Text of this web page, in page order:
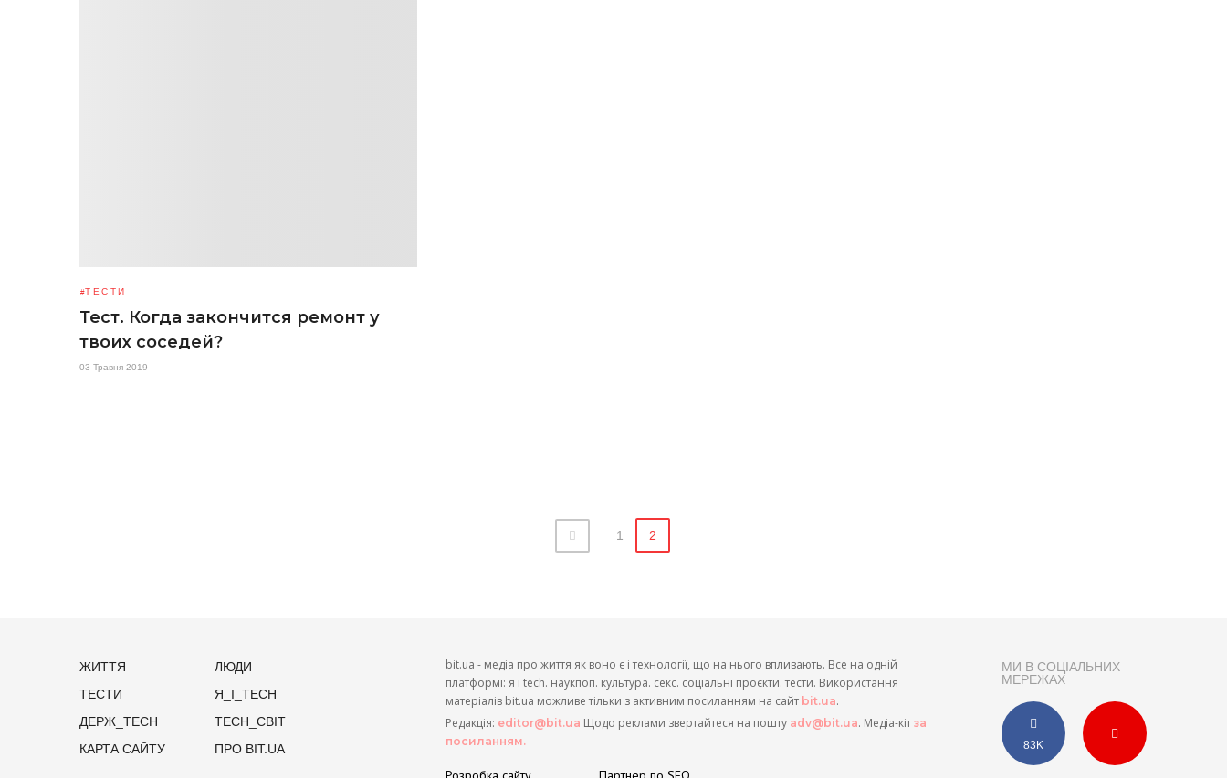
ТЕСТИ
Тест. Когда закончится ремонт у
твоих соседей?
03 Травня 2019
1 2
ЖИТТЯ
ЛЮДИ
ТЕСТИ
Я_І_TECH
ДЕРЖ_TECH
TECH_СВІТ
КАРТА САЙТУ
ПРО BIT.UA
МИ В СОЦІАЛЬНИХ
МЕРЕЖАХ
83K
bit.ua - медіа про життя як воно є і технології, що на нього впливають. Все на одній
платформі: я і tech. наукпоп. культура. секс. соціальні проєкти. тести. Використання
матеріалів bit.ua можливе тільки з активним посиланням на сайт bit.ua.
Редакція: editor@bit.ua Щодо реклами звертайтеся на пошту adv@bit.ua. Медіа-кіт за
посиланням.